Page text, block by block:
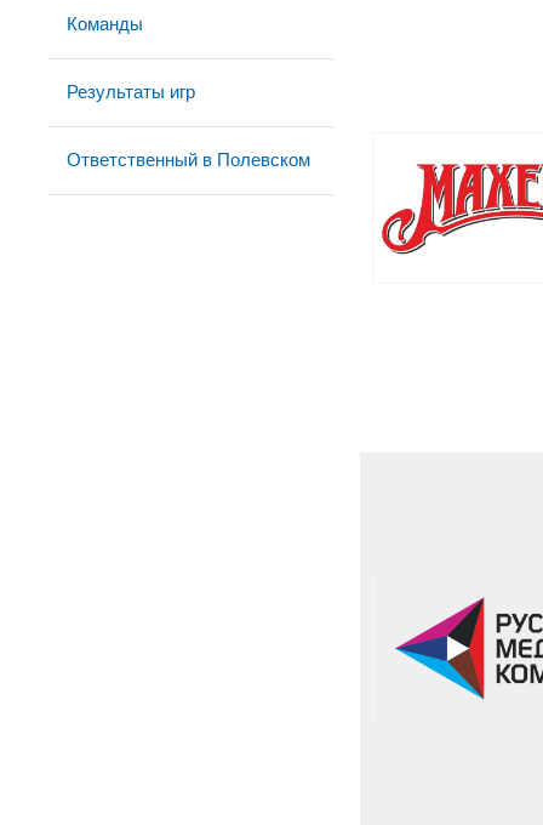
Команды
Результаты игр
Ответственный в Полевском